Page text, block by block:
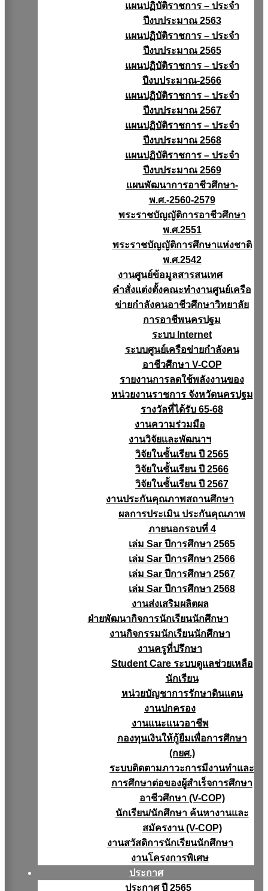
แผนปฏิบัติราชการ – ประจำ
ปีงบประมาณ 2563
แผนปฏิบัติราชการ – ประจำ
ปีงบประมาณ 2565
แผนปฏิบัติราชการ – ประจำ
ปีงบประมาณ-2566
แผนปฏิบัติราชการ – ประจำ
ปีงบประมาณ 2567
แผนปฏิบัติราชการ – ประจำ
ปีงบประมาณ 2568
แผนปฏิบัติราชการ – ประจำ
ปีงบประมาณ 2569
แผนพัฒนาการอาชีวศึกษา-
พ.ศ.-2560-2579
พระราชบัญญัติการอาชีวศึกษา
พ.ศ.2551
พระราชบัญญัติการศึกษาแห่งชาติ
พ.ศ.2542
งานศูนย์ข้อมูลสารสนเทศ
คำสั่งแต่งตั้งคณะทำงานศูนย์เครือ
ข่ายกำลังคนอาชีวศึกษาวิทยาลัย
การอาชีพนครปฐม
ระบบ Internet
ระบบศูนย์เครือข่ายกำลังคน
อาชีวศึกษา V-COP
รายงานการลดใช้พลังงานของ
หน่วยงานราชการ จังหวัดนครปฐม
รางวัลที่ได้รับ 65-68
งานความร่วมมือ
งานวิจัยเเละพัฒนาฯ
วิจัยในชั้นเรียน ปี 2565
วิจัยในชั้นเรียน ปี 2566
วิจัยในชั้นเรียน ปี 2567
งานประกันคุณภาพสถานศึกษา
ผลการประเมิน ประกันคุณภาพ
ภายนอกรอบที่ 4
เล่ม Sar ปีการศึกษา 2565
เล่ม Sar ปีการศึกษา 2566
เล่ม Sar ปีการศึกษา 2567
เล่ม Sar ปีการศึกษา 2568
งานส่งเสริมผลิตผล
ฝ่ายพัฒนากิจการนักเรียนนักศึกษา
งานกิจกรรมนักเรียนนักศึกษา
งานครูที่ปรึกษา
Student Care ระบบดูแลช่วยเหลือ
นักเรียน
หน่วยบัญชาการรักษาดินแดน
งานปกครอง
งานแนะแนวอาชีพ
กองทุนเงินให้กู้ยืมเพื่อการศึกษา
(กยศ.)
ระบบติดตามภาวะการมีงานทำและ
การศึกษาต่อของผู้สำเร็จการศึกษา
อาชีวศึกษา (V-COP)
นักเรียน/นักศึกษา ค้นหางานและ
สมัครงาน (V-COP)
งานสวัสดิการนักเรียนนักศึกษา
งานโครงการพิเศษ
ประกาศ
ประกาศ ปี 2565